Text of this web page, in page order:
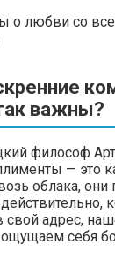
о любви со
важны?
философ
— это
облака, они
свой адрес,
себя